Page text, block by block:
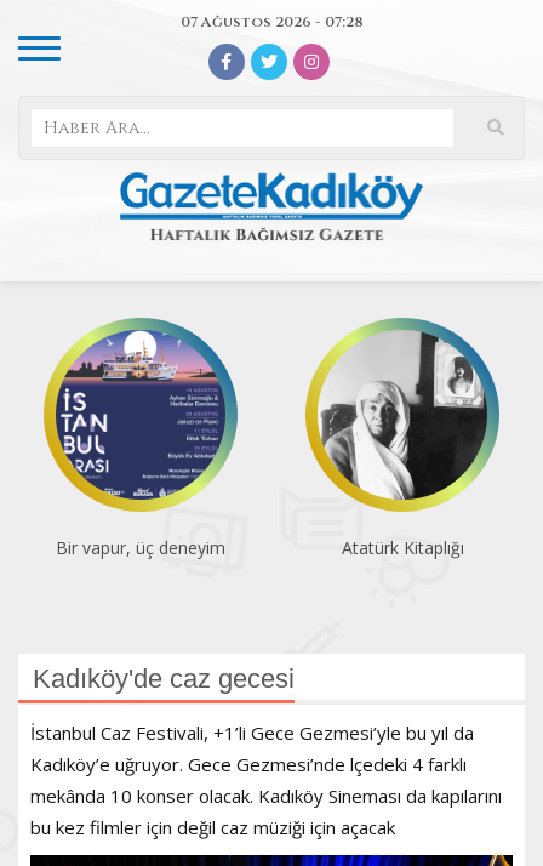
07 Ağustos 2026 - 07:28
Bir vapur, üç deneyim Atatürk Kitaplığı
Kadıköy'de caz gecesi
​İstanbul Caz Festivali, +1’li Gece Gezmesi’yle bu yıl da
Kadıköy’e uğruyor. Gece Gezmesi’nde lçedeki 4 farklı
mekânda 10 konser olacak. Kadıköy Sineması da kapılarını
bu kez filmler için değil caz müziği için açacak